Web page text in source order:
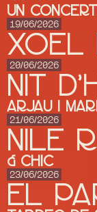
UN
19/06/2026
XOEL
20/06/2026
NIT
ARJAU I
21/06/2026
Nile
& CHIC
23/06/2026
El